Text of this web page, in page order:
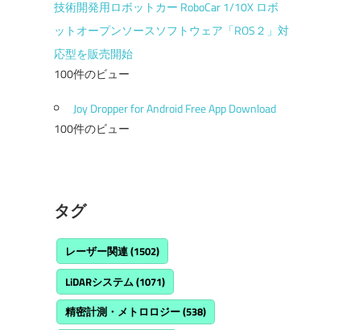
技術開発用ロボットカー RoboCar 1/10X ロボ
ットオープンソースソフトウェア「ROS２」対
応型を販売開始
100件のビュー
Joy Dropper for Android Free App Download
100件のビュー
タグ
レーザー関連(1502)
LiDARシステム(1071)
精密計測・メトロロジー(538)